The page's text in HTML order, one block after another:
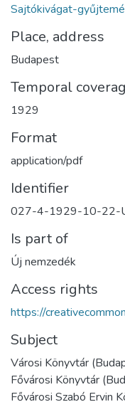
Sajtókivágat-
Place, address
Budapest
Temporal
1929
Format
application/pdf
Identifier
027-4-1929-10-22-
Is part of
Új nemzedék
Access rights
https://
Subject
Városi Könyvtár
Fővárosi Könyvtár
Fővárosi Szabó Ervin